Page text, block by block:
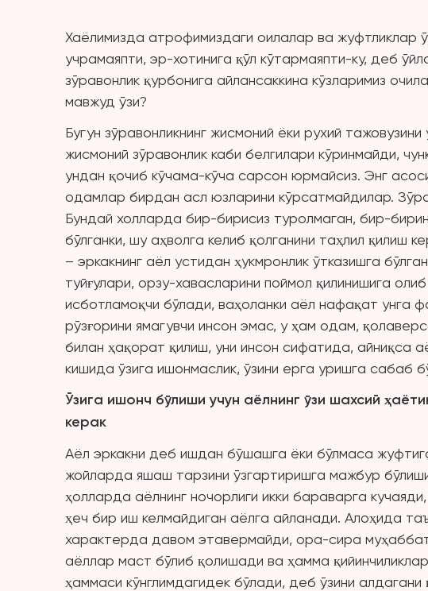
Хаёлимизда атрофимиздаги оилалар ва жуфтликлар
учрамаяпти, эр-хотинига қўл кўтармаяпти-ку, деб
зўравонлик қурбонига айлансаккина кўзларимиз
мавжуд ўзи?
Бугун зўравонликнинг жисмоний ёки рухий
жисмоний зўравонлик каби белгилари кўринмайди,
ундан қочиб кўчама-кўча сарсон юрмайсиз. Энг
одамлар бирдан асл юзларини кўрсатмайдилар.
Бундай холларда бир-бирисиз туролмаган, бир-
бўлганки, шу аҳволга келиб қолганини таҳлил қилиш
– эркакнинг аёл устидан ҳукмронлик ўтказишга
туйғулари, орзу-хавасларини поймол қилинишига
исботламоқчи бўлади, ваҳоланки аёл нафақат унга
рўзғорини ямагувчи инсон эмас, у ҳам одам,
билан ҳақорат қилиш, уни инсон сифатида, айниқса
кишида ўзига ишонмаслик, ўзини ерга уришга сабаб
Ўзига ишонч бўлиши учун аёлнинг ўзи шахсий
керак
Аёл эркакни деб ишдан бўшашга ёки бўлмаса жуфтига
жойларда яшаш тарзини ўзгартиришга мажбур
ҳолларда аёлнинг ночорлиги икки бараварга
ҳеч бир иш келмайдиган аёлга айланади. Алоҳида
характерда давом этавермайди, ора-сира
аёллар маст бўлиб қолишади ва ҳамма
ҳаммаси кўнглимдагидек бўлади, деб ўзини